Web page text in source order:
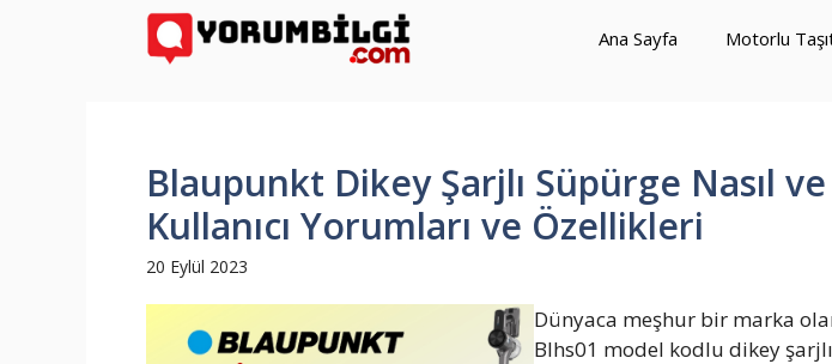
Ana Sayfa Motorlu
Blaupunkt Dikey Şarjlı Süpürge Nasıl ve
Kullanıcı Yorumları ve Özellikleri
20 Eylül 2023
Dünyaca meşhur bir marka
Blhs01 model kodlu dikey